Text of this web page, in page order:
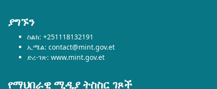
ያግኙን
ስልክ: +251118132191
ኢሜል: contact@mint.gov.et
ድረ-ገጽ: www.mint.gov.et
የማህበራዊ ሚዲያ ትስስር ገጾች